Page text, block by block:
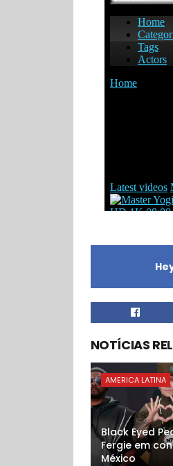
NOTÍCIAS
AMERICA LATINA
Black Eyed
Fergie em
México